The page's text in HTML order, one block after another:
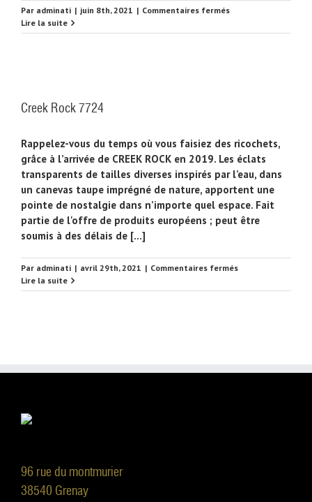
Par adminati | juin 8th, 2021 | Commentaires ferméssur
8010
Lire la suite
Creek Rock 7724
Rappelez-vous du temps où vous faisiez des ricochets,
grâce à l’arrivée de CREEK ROCK en 2019. Les éclats
transparents de tailles diverses inspirés par l’eau, dans
un canevas taupe imprégné de nature, apportent une
pointe de nostalgie dans n’importe quel espace. Fait
partie de l'offre de produits européens ; peut être
soumis à des délais de [...]
Par adminati | avril 29th, 2021 | Commentaires ferméssur
Rock
Lire la suite
96 rue du montmurier
38540 Grenay